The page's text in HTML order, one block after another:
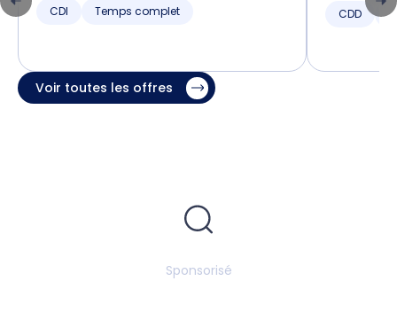
CDI Temps complet CDD
Voir toutes les offres
Sponsorisé